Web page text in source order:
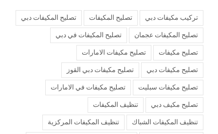
تركيب مكيفات دبي تصليح المكيفات تصليح المكيفات دبي
تصليح المكيفات عجمان تصليح المكيفات في دبي
تصليح مكيفات تصليح مكيفات الامارات
تصليح مكيفات دبي تصليح مكيفات دبي القوز
تصليح مكيفات سبليت تصليح مكيفات في الامارات
تصليح مكيف دبي تنظيف المكيفات
تنظيف المكيفات الشباك تنظيف المكيفات المركزية